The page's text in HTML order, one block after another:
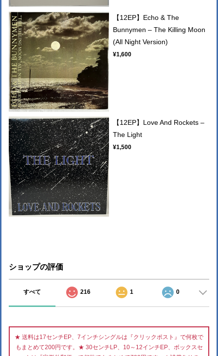
【12EP】Echo & The
Bunnymen – The Killing Moon
(All Night Version)
¥1,600
【12EP】Love And Rockets –
The Light
¥1,500
ショップの評価
すべて 216 1 0
★ 送料は17センチEP、7インチシングルは『クリックポスト』で何枚で
もまとめて200円です。★ 30センチLP、10～12インチEP、ボックスセ